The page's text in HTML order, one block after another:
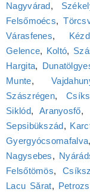
Nagyvárad,
Felsőmoécs,
Várasfenes,
Gelence, Koltó,
Hargita,
Munte,
Szászrégen,
Siklód, Aranyosfő,
Sepsibükszád,
Gyergyócsomafalva
Nagysebes,
Felsőtömös,
Lacu Sărat,